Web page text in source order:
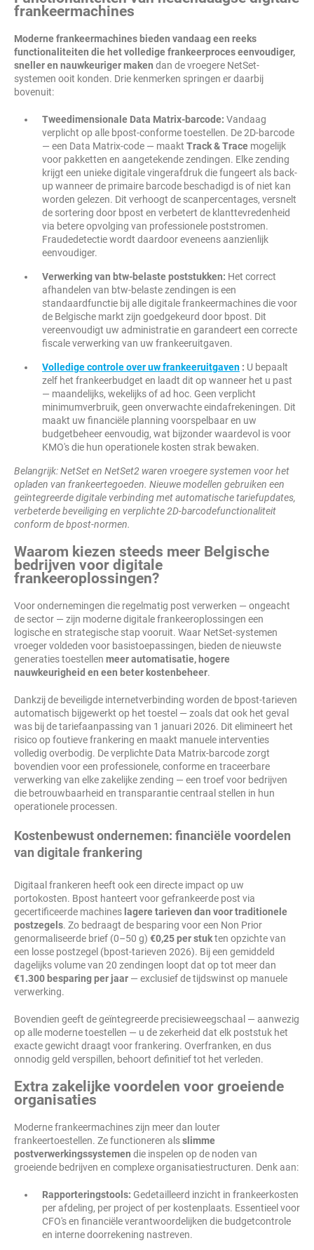
frankeermachines
Moderne frankeermachines bieden vandaag een reeks
functionaliteiten die het volledige frankeerproces eenvoudiger,
sneller en nauwkeuriger maken dan de vroegere NetSet-
systemen ooit konden. Drie kenmerken springen er daarbij
bovenuit:
Tweedimensionale Data Matrix-barcode: Vandaag
verplicht op alle bpost-conforme toestellen. De 2D-barcode
— een Data Matrix-code — maakt Track & Trace mogelijk
voor pakketten en aangetekende zendingen. Elke zending
krijgt een unieke digitale vingerafdruk die fungeert als back-
up wanneer de primaire barcode beschadigd is of niet kan
worden gelezen. Dit verhoogt de scanpercentages, versnelt
de sortering door bpost en verbetert de klanttevredenheid
via betere opvolging van professionele poststromen.
Fraudedetectie wordt daardoor eveneens aanzienlijk
eenvoudiger.
Verwerking van btw-belaste poststukken: Het correct
afhandelen van btw-belaste zendingen is een
standaardfunctie bij alle digitale frankeermachines die voor
de Belgische markt zijn goedgekeurd door bpost. Dit
vereenvoudigt uw administratie en garandeert een correcte
fiscale verwerking van uw frankeeruitgaven.
Volledige controle over uw frankeeruitgaven : U bepaalt
zelf het frankeerbudget en laadt dit op wanneer het u past
— maandelijks, wekelijks of ad hoc. Geen verplicht
minimumverbruik, geen onverwachte eindafrekeningen. Dit
maakt uw financiële planning voorspelbaar en uw
budgetbeheer eenvoudig, wat bijzonder waardevol is voor
KMO's die hun operationele kosten strak bewaken.
Belangrijk: NetSet en NetSet2 waren vroegere systemen voor het
opladen van frankeertegoeden. Nieuwe modellen gebruiken een
geïntegreerde digitale verbinding met automatische tariefupdates,
verbeterde beveiliging en verplichte 2D-barcodefunctionaliteit
conform de bpost-normen.
Waarom kiezen steeds meer Belgische
bedrijven voor digitale
frankeeroplossingen?
Voor ondernemingen die regelmatig post verwerken — ongeacht
de sector — zijn moderne digitale frankeeroplossingen een
logische en strategische stap vooruit. Waar NetSet-systemen
vroeger voldeden voor basistoepassingen, bieden de nieuwste
generaties toestellen meer automatisatie, hogere
nauwkeurigheid en een beter kostenbeheer.
Dankzij de beveiligde internetverbinding worden de bpost-tarieven
automatisch bijgewerkt op het toestel — zoals dat ook het geval
was bij de tariefaanpassing van 1 januari 2026. Dit elimineert het
risico op foutieve frankering en maakt manuele interventies
volledig overbodig. De verplichte Data Matrix-barcode zorgt
bovendien voor een professionele, conforme en traceerbare
verwerking van elke zakelijke zending — een troef voor bedrijven
die betrouwbaarheid en transparantie centraal stellen in hun
operationele processen.
Kostenbewust ondernemen: financiële voordelen
van digitale frankering
Digitaal frankeren heeft ook een directe impact op uw
portokosten. Bpost hanteert voor gefrankeerde post via
gecertificeerde machines lagere tarieven dan voor traditionele
postzegels. Zo bedraagt de besparing voor een Non Prior
genormaliseerde brief (0–50 g) €0,25 per stukten opzichte van
een losse postzegel (bpost-tarieven 2026). Bij een gemiddeld
dagelijks volume van 20 zendingen loopt dat op tot meer dan
€1.300 besparing per jaar — exclusief de tijdswinst op manuele
verwerking.
Bovendien geeft de geïntegreerde precisieweegschaal — aanwezig
op alle moderne toestellen — u de zekerheid dat elk poststuk het
exacte gewicht draagt voor frankering. Overfranken, en dus
onnodig geld verspillen, behoort definitief tot het verleden.
Extra zakelijke voordelen voor groeiende
organisaties
Moderne frankeermachines zijn meer dan louter
frankeertoestellen. Ze functioneren alsslimme
postverwerkingssystemen die inspelen op de noden van
groeiende bedrijven en complexe organisatiestructuren. Denk aan:
Rapporteringstools: Gedetailleerd inzicht in frankeerkosten
per afdeling, per project of per kostenplaats. Essentieel voor
CFO's en financiële verantwoordelijken die budgetcontrole
en interne doorrekening nastreven.